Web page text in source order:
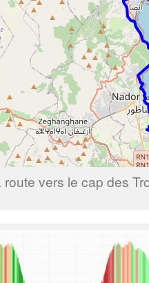
route vers le cap des